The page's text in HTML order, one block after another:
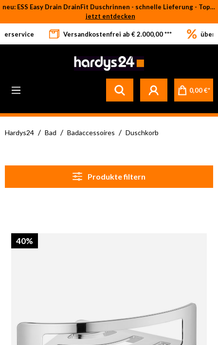
Zum Hauptinhalt springen
neu: ESS Easy Drain DrainFit Duschrinnen - schnelle Lieferung - Top-Preise
jetzt entdecken
Versandkostenfrei ab € 2.000,00 *** über
0,00 €*
Hardys24 / Bad / Badaccessoires / Duschkorb
Produkte filtern
40%